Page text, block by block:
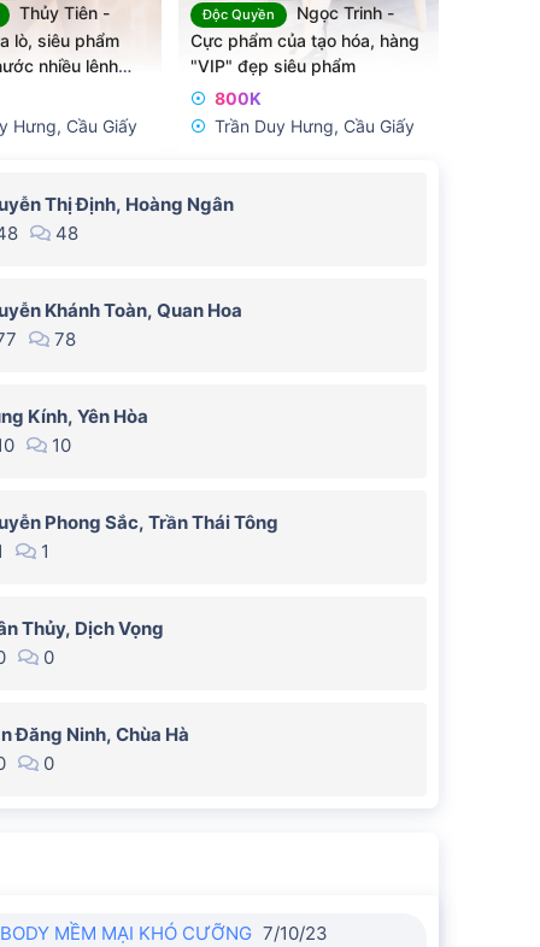
Thủy Tiên -
lò, siêu phẩm
nhiều lênh
Hưng, Cầu Giấy
Độc Quyền
Ngọc Trinh -
Cực phẩm của tạo hóa, hàng
"VIP" đẹp siêu phẩm
800K
Trần Duy Hưng, Cầu Giấy
Thị Định, Hoàng Ngân
48
Khánh Toàn, Quan Hoa
78
Kính, Yên Hòa
10
Phong Sắc, Trần Thái Tông
1
Thủy, Dịch Vọng
0
Đăng Ninh, Chùa Hà
0
MỀM MẠI KHÓ CƯỠNG 7/10/23